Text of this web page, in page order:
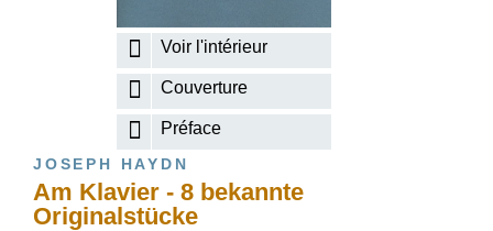
Voir l'intérieur
Couverture
Préface
JOSEPH HAYDN
Am Klavier - 8 bekannte
Originalstücke